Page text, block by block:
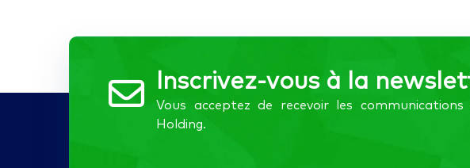
Inscrivez-vous à la
Vous acceptez de recevoir les communications
Holding.